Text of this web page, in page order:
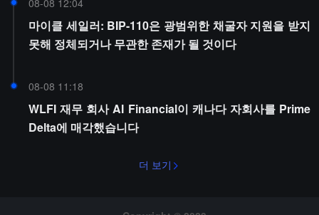
08-08 12:04
마이클 세일러: BIP-110은 광범위한 채굴자 지원을 받지
못해 정체되거나 무관한 존재가 될 것이다
08-08 11:18
WLFI 재무 회사 AI Financial이 캐나다 자회사를 Prime
Delta에 매각했습니다
더 보기